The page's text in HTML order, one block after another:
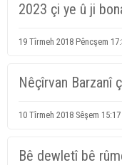
2023 çi ye û ji
19 Tîrmeh 2018 Pêncşem
Nêçîrvan Barzanî
10 Tîrmeh 2018 Sêşem 15:17
Bê dewletî bê